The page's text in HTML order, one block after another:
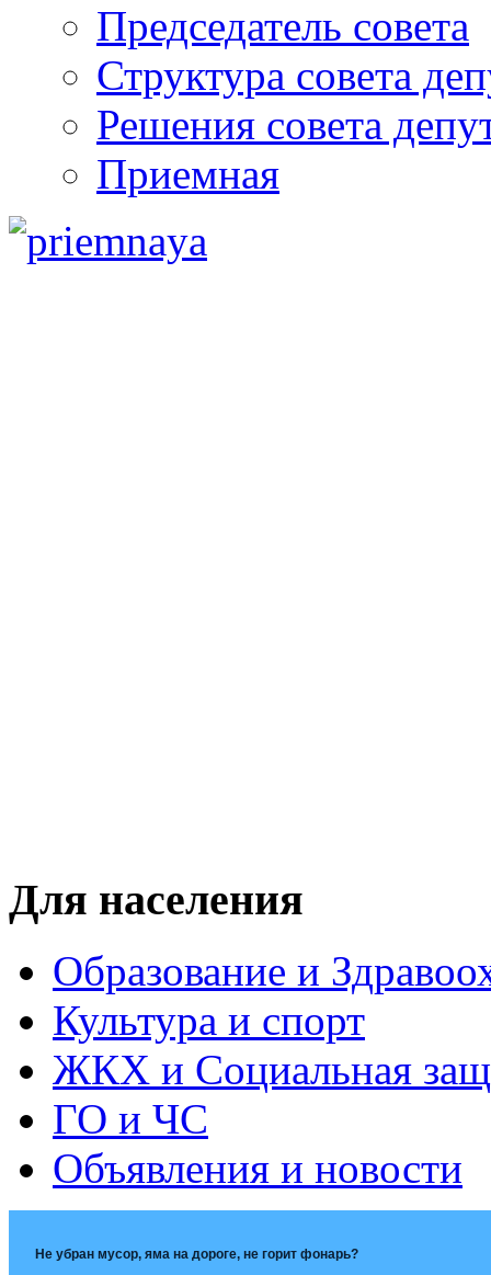
Председатель совета
Структура совета
Решения совета
Приемная
Для населения
Образование и
Культура и спорт
ЖКХ и Социальная
ГО и ЧС
Объявления и новости
Не убран мусор, яма на дороге, не горит фонарь?